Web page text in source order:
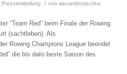
Pressemitteilung / von alexanderpischke
“Team Red” beim Finale der Rowing
(sachtleben). Als
Rowing Champions League beendet
die bis dato beste Saison des